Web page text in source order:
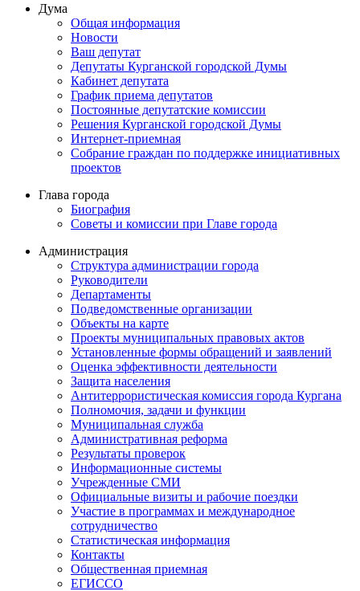
Дума
Общая информация
Новости
Ваш депутат
Депутаты Курганской городской Думы
Кабинет депутата
График приема депутатов
Постоянные депутатские комиссии
Решения Курганской городской Думы
Интернет-приемная
Собрание граждан по поддержке инициативных
проектов
Глава города
Биография
Советы и комиссии при Главе города
Администрация
Структура администрации города
Руководители
Департаменты
Подведомственные организации
Объекты на карте
Проекты муниципальных правовых актов
Установленные формы обращений и заявлений
Оценка эффективности деятельности
Защита населения
Антитеррористическая комиссия города Кургана
Полномочия, задачи и функции
Муниципальная служба
Административная реформа
Результаты проверок
Информационные системы
Учрежденные СМИ
Официальные визиты и рабочие поездки
Участие в программах и международное
сотрудничество
Статистическая информация
Контакты
Общественная приемная
ЕГИССО